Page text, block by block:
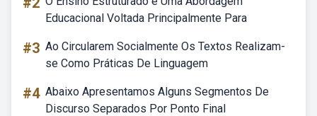
Educacional Voltada Principalmente Para
#3 Ao Circularem Socialmente Os Textos Realizam-
se Como Práticas De Linguagem
#4 Abaixo Apresentamos Alguns Segmentos De
Discurso Separados Por Ponto Final